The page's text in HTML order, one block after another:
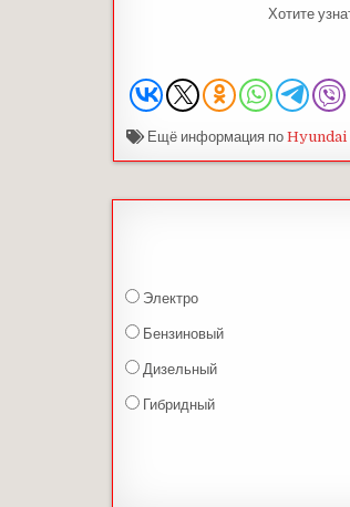
Хотите
Ещё информация по Hyundai
Электро
Бензиновый
Дизельный
Гибридный